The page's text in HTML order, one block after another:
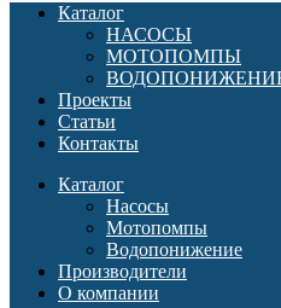
Каталог
НАСОСЫ
МОТОПОМПЫ
Проекты
Статьи
Контакты
Каталог
Насосы
Мотопомпы
Водопонижение
Производители
О компании